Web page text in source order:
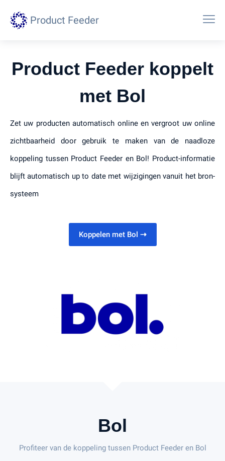
Product Feeder
Product Feeder koppelt
met Bol
Zet uw producten automatisch online en vergroot uw online
zichtbaarheid door gebruik te maken van de naadloze
koppeling tussen Product Feeder en Bol! Product-informatie
blijft automatisch up to date met wijzigingen vanuit het bron-
systeem
Koppelen met Bol ⇢
Bol
Profiteer van de koppeling tussen Product Feeder en Bol